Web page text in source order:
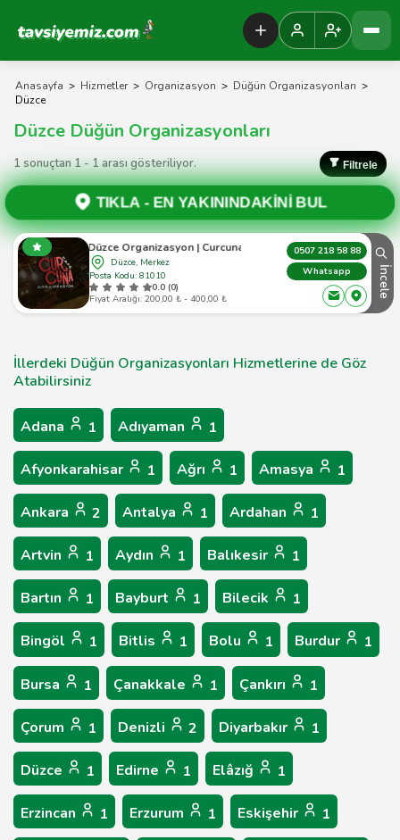
Tavsiyemiz Anasayfa
Anasayfa > Hizmetler > Organizasyon > Düğün Organizasyonları >
Düzce
Düzce Düğün Organizasyonları
1 sonuçtan 1 - 1 arası gösteriliyor. Filtrele
TIKLA -EN YAKININDAKİNİ BUL
Düzce Organizasyon | Curcuna
Düzce, Merkez
Posta Kodu: 81010
0.0 (0)
Fiyat Aralığı: 200,00 ₺ - 400,00 ₺
0507 218 58 88
Whatsapp
İncele
İllerdeki Düğün Organizasyonları Hizmetlerine de Göz
Atabilirsiniz
Adana 1 Adıyaman 1
Afyonkarahisar 1 Ağrı 1 Amasya 1
Ankara 2 Antalya 1 Ardahan 1
Artvin 1 Aydın 1 Balıkesir 1
Bartın 1 Bayburt 1 Bilecik 1
Bingöl 1 Bitlis 1 Bolu 1 Burdur 1
Bursa 1 Çanakkale 1 Çankırı 1
Çorum 1 Denizli 2 Diyarbakır 1
Düzce 1 Edirne 1 Elâzığ 1
Erzincan 1 Erzurum 1 Eskişehir 1